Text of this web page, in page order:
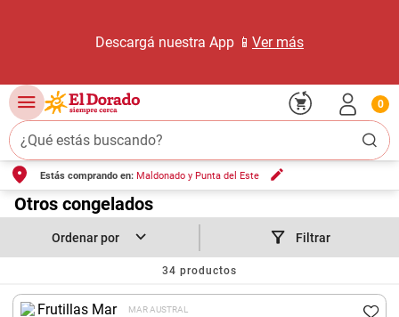
Descargá nuestra App 📱 Ver más
¿Qué estás buscando?
0
Estás comprando en: Maldonado y Punta del Este
Otros congelados
Filtrar
34 productos
MAR AUSTRAL
TÉRMINOS MÁS BUSCADOS
leche
4. queso